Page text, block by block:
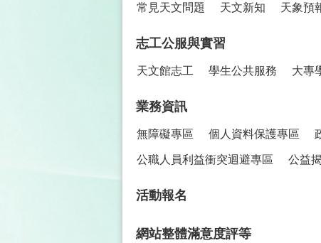
常見天文問題 天文新知 天象預
志工公服與實習
天文館志工 學生公共服務 大專
業務資訊
無障礙專區 個人資料保護專區
公職人員利益衝突迴避專區 公益
活動報名
網站整體滿意度評等